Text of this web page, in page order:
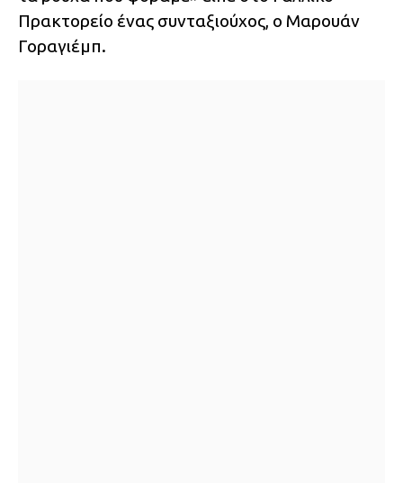
Πρακτορείο ένας συνταξιούχος, ο Μαρουάν
Γοραγιέμπ.